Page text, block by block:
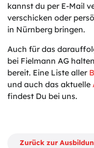
kannst du per E-Mail
verschicken oder
in Nürnberg bringen.
Auch für das
bei Fielmann AG
bereit. Eine Liste aller
und auch das aktuelle
findest Du bei uns.
Zurück zur